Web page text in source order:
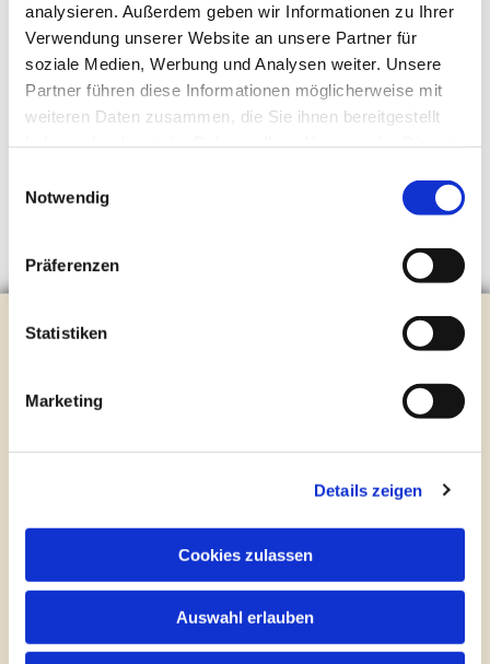
analysieren. Außerdem geben wir Informationen zu Ihrer
Verwendung unserer Website an unsere Partner für
soziale Medien, Werbung und Analysen weiter. Unsere
Partner führen diese Informationen möglicherweise mit
weiteren Daten zusammen, die Sie ihnen bereitgestellt
Notwendig
Präferenzen
Statistiken
Marketing
Details zeigen
Cookies zulassen
Auswahl erlauben
Evangelische Kirchengemeinde Steinhagen
Mail:gemeindeamt@kirche-steinhagen.de
Gemeinde- und Friedhofsamt
Montag: geschlossen
Nachmittags nach Vereinbarung